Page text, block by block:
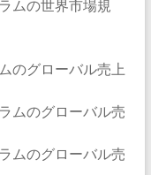
ムの世界市場規
のグローバル売上
ムのグローバル売
ムのグローバル売